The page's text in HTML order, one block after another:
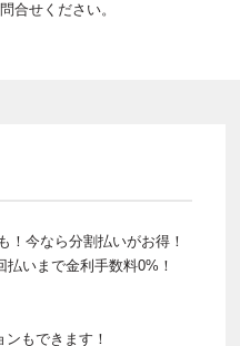
合せください。
！今なら分割払いがお得！
いまで金利手数料0%！
もできます！